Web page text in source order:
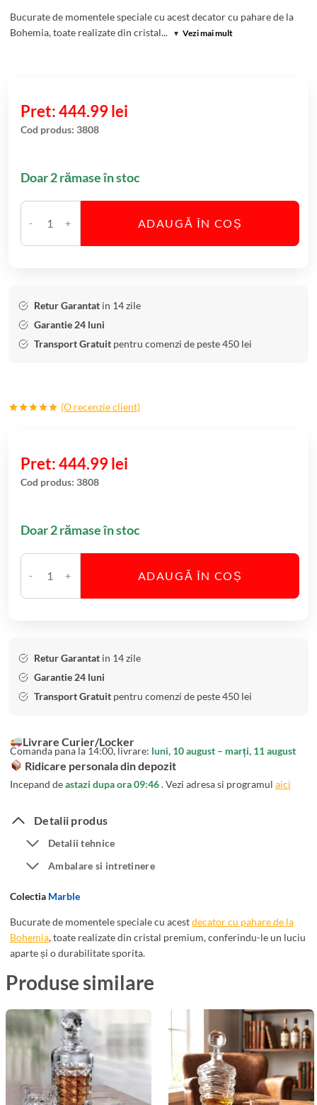
Bucurate de momentele speciale cu acest decator cu pahare de la
Bohemia, toate realizate din cristal... ▾ Vezi mai mult
444.99lei
Cod produs: 3808
Doar 2 rămase în stoc
C
a
i
e
P
a
r
e
i
y
c
u
c
a
n
o
C
r
s
t
a
l
o
h
e
m
i
a
M
ADAUGĂ ÎN COȘ
Retur Garantat in 14 zile
Garantie 24 luni
Transport Gratuit pentru comenzi de peste 450 lei
singure
evaluări
(O recenzie client)
444.99lei
Cod produs: 3808
Doar 2 rămase în stoc
C
a
i
S
e
P
h
a
e
W
h
i
k
y
c
D
e
c
ADAUGĂ ÎN COȘ
Retur Garantat in 14 zile
Garantie 24 luni
Transport Gratuit pentru comenzi de peste 450 lei
Livrare Curier/Locker
Comanda pana la 14:00, livrare: luni, 10 august – marți, 11 august
Ridicare personala din depozit
Incepand deastazi dupa ora 09:46. Vezi adresa si programul aici
Detalii produs
Detalii tehnice
Ambalare si intretinere
Colectia Marble
Bucurate de momentele speciale cu acestdecator cu pahare de la
Bohemia, toate realizate din cristal premium, conferindu-le un luciu
aparte și o durabilitate sporita.
Produse similare